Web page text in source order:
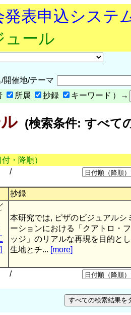
表申込システ
ュール
開催地/テーマ
所属 抄録 キーワード ）→
(検索条件: すべて
付・降順）
/
抄録
本研究では, ピザのビジュアルシ
ーションにおける「クアトロ・
ッジ」のリアルな再現を目的と
生地とチ... [more]
/